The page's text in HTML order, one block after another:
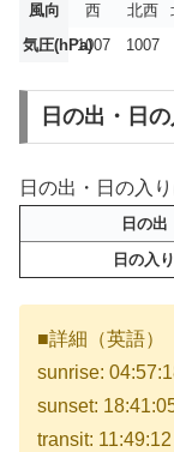
風向
西 北西
気圧(hPa)1007 1007
日の出・日の
日の出・日の入
日の出
日の入り
■詳細（英語）
sunrise:
sunset:
transit: 11:49:12